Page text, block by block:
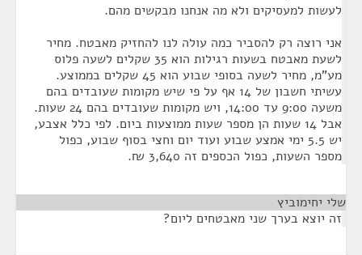
לעשות למעסיקים ולא מה אנחנו מבקשים מהם.
אני רוצה רק להסביר כמה עולה לנו להחזיק מאבטח. מחיר
לשעת מאבטח בשעות רגילות הוא 35 שקלים לשעה פלוס
מע"מ, מחיר לשעה בסופי שבוע הוא 45 שקלים בממוצע.
עשיתי חשבון של 14 אף על פי שיש מקומות שעובדים בהם
משעה 9:00 עד 14:00, ויש מקומות שעובדים בהם 24 שעות.
אבל 14 שעות הן מספר שעות ממוצעות ביום. לפי כלל אצבע,
יש 5.5 ימי אמצע שבוע ועוד יום וחצי בסוף שבוע, כפול
מספר השעות, כפול הכספים זה 3,640 ₪.
שלי יחימוביץ
זה יוצא בערך שני מאבטחים ליום?